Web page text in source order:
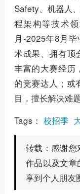
Safety、机器人
程架构等技术
月-2025年8月
术成果、拥有顶
丰富的大赛经历
的竞赛达人；或
目，擅长解决难
Tags： 校招季
转载： 感谢您
作品以及文
享到个人朋友